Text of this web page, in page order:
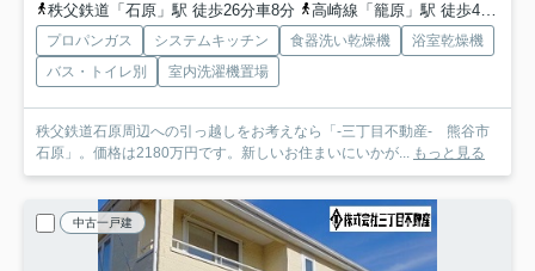
秩父鉄道「石原」駅 徒歩26分車8分
高崎線「籠原」駅 徒歩46分
プロパンガス システムキッチン 食器洗い乾燥機
浴室乾燥機
バス・トイレ別
室内洗濯機置場
秩父鉄道石原周辺への引っ越しをお考えなら「-三丁目不動産- 熊谷市
石原」。価格は2180万円です。新しいお住まいにいかが... もっと見る
中古一戸建